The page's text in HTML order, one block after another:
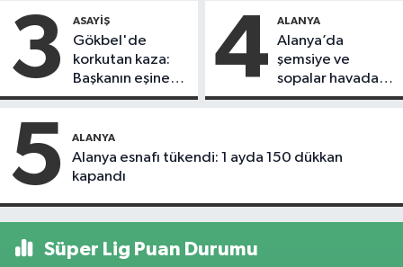
3 ASAYIŞ
Gökbel'de
korkutan kaza:
Başkanın eşine
motosiklet çarptı
4 ALANYA
Alanya’da
şemsiye ve
sopalar havada
uçuştu
5 ALANYA
Alanya esnafı tükendi: 1 ayda 150 dükkan
kapandı
Süper Lig Puan Durumu